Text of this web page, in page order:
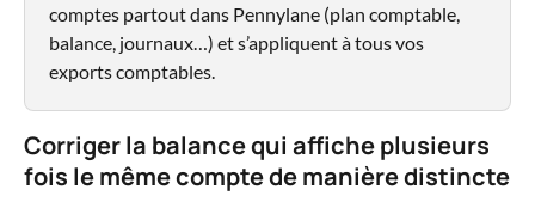
comptes partout dans Pennylane (plan comptable,
balance, journaux…) et s’appliquent à tous vos
exports comptables.
Corriger la balance qui affiche plusieurs
fois le même compte de manière distincte